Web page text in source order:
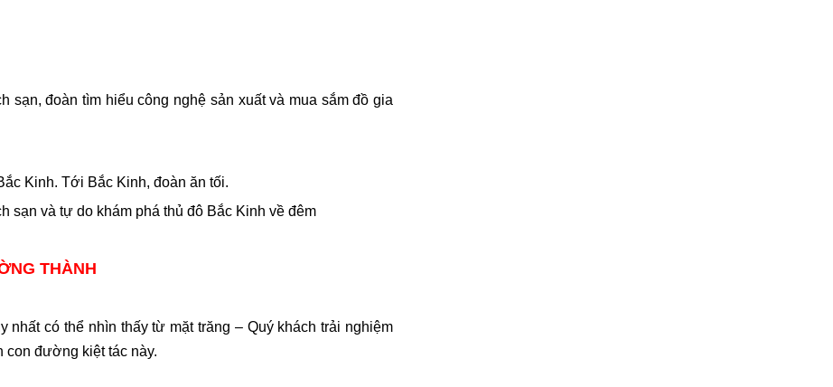
sạn, đoàn tìm hiểu công nghệ sản xuất và mua sắm đồ gia
Kinh. Tới Bắc Kinh, đoàn ăn tối.
sạn và tự do khám phá thủ đô Bắc Kinh về đêm
THÀNH
nhất có thể nhìn thấy từ mặt trăng – Quý khách trải nghiệm
con đường kiệt tác này.